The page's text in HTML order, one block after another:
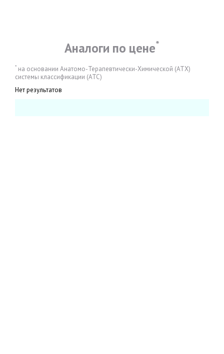
Аналоги по цене*
* на основании Анатомо-Терапевтически-Химической (АТХ)
системы классификации (АТС)
Нет результатов